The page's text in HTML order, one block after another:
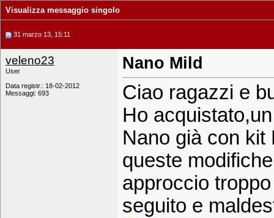
Visualizza messaggio singolo
31 marzo 13, 15:11
veleno23
User
Data registr.: 18-02-2012
Messaggi: 693
Nano Mild
Ciao ragazzi e
Ho
Nano già con kit
queste
approccio
seguito e